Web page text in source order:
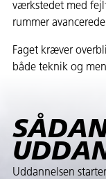
værkstedet med
rummer
Faget kræver
både teknik og
Uddannelsen